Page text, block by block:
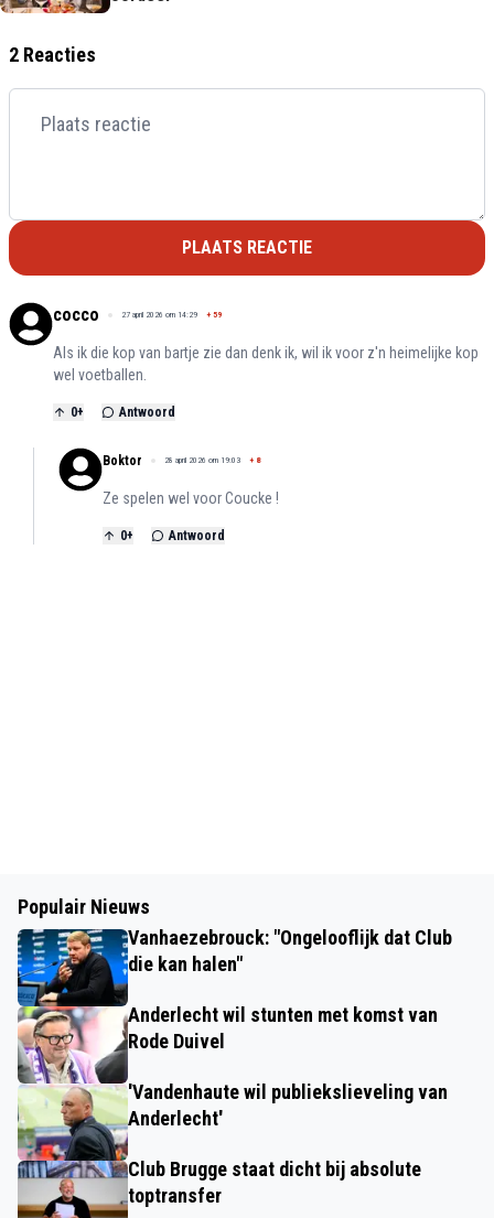
2 Reacties
PLAATS REACTIE
cocco 27 april 2026 om 14:29 + 59
Als ik die kop van bartje zie dan denk ik, wil ik voor z'n heimelijke kop
wel voetballen.
0+ Antwoord
Boktor 28 april 2026 om 19:03 + 8
Ze spelen wel voor Coucke !
0+ Antwoord
Populair Nieuws
Vanhaezebrouck: "Ongelooflijk dat Club
die kan halen"
Anderlecht wil stunten met komst van
Rode Duivel
'Vandenhaute wil publiekslieveling van
Anderlecht'
Club Brugge staat dicht bij absolute
toptransfer